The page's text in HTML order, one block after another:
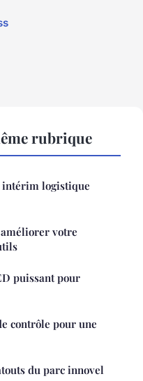
rubrique
intérim logistique
votre
puissant pour
contrôle pour une
du parc innovel